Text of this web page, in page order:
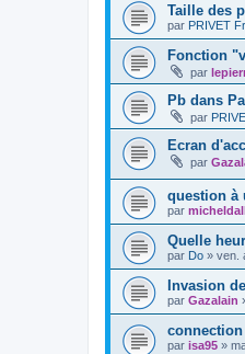
Taille des
par PRIVET
Fonction
par
Pb dans
par
Ecran
par
question à
par
Quelle
par Do » ven.
Invasion
par Gazalain
par isa95 »